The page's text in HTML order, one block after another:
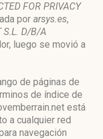
FOR PRIVACY
por arsys.es,
S.L. D/B/A
luego se movió a
de páginas de
de índice de
está
a cualquier red
navegación